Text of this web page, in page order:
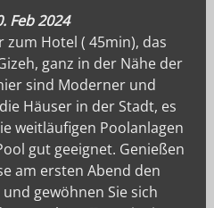
Feb 2024
zum Hotel ( 45min), das
ganz in der Nähe der
sind Moderner und
Häuser in der Stadt, es
weitläufigen Poolanlagen
gut geeignet. Genießen
am ersten Abend den
gewöhnen Sie sich